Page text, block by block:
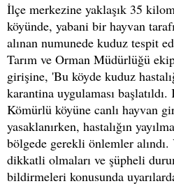
İlçe merkezine yaklaşık 35
köyünde, yabani bir hayvan
alınan numunede kuduz tespit
Tarım ve Orman Müdürlüğü
girişine, 'Bu köyde kuduz
karantina uygulaması
Kömürlü köyüne canlı hayvan
yasaklanırken, hastalığın
bölgede gerekli önlemler
dikkatli olmaları ve şüpheli
bildirmeleri konusunda